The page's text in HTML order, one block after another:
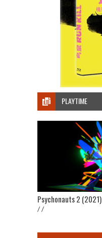
PLAYTIME
Psychonauts 2 (2021)
/ /